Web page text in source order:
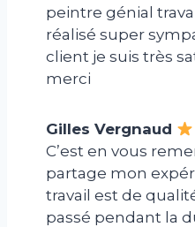
peintre génial
réalisé super
client je suis très
merci
Gilles Vergnaud
C’est en vous
partage mon
travail est de
passé pendant la